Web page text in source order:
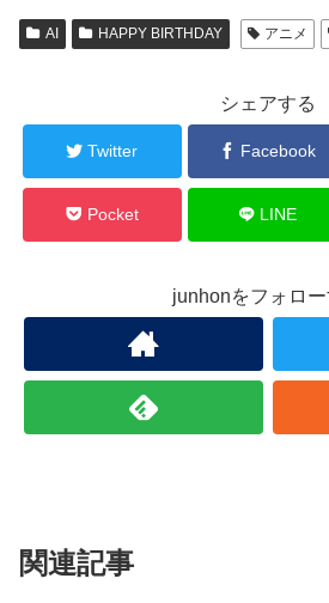
AI HAPPY BIRTHDAY アニメ
シェアする
Twitter Facebook
Pocket LINE
junhonをフォロー
関連記事